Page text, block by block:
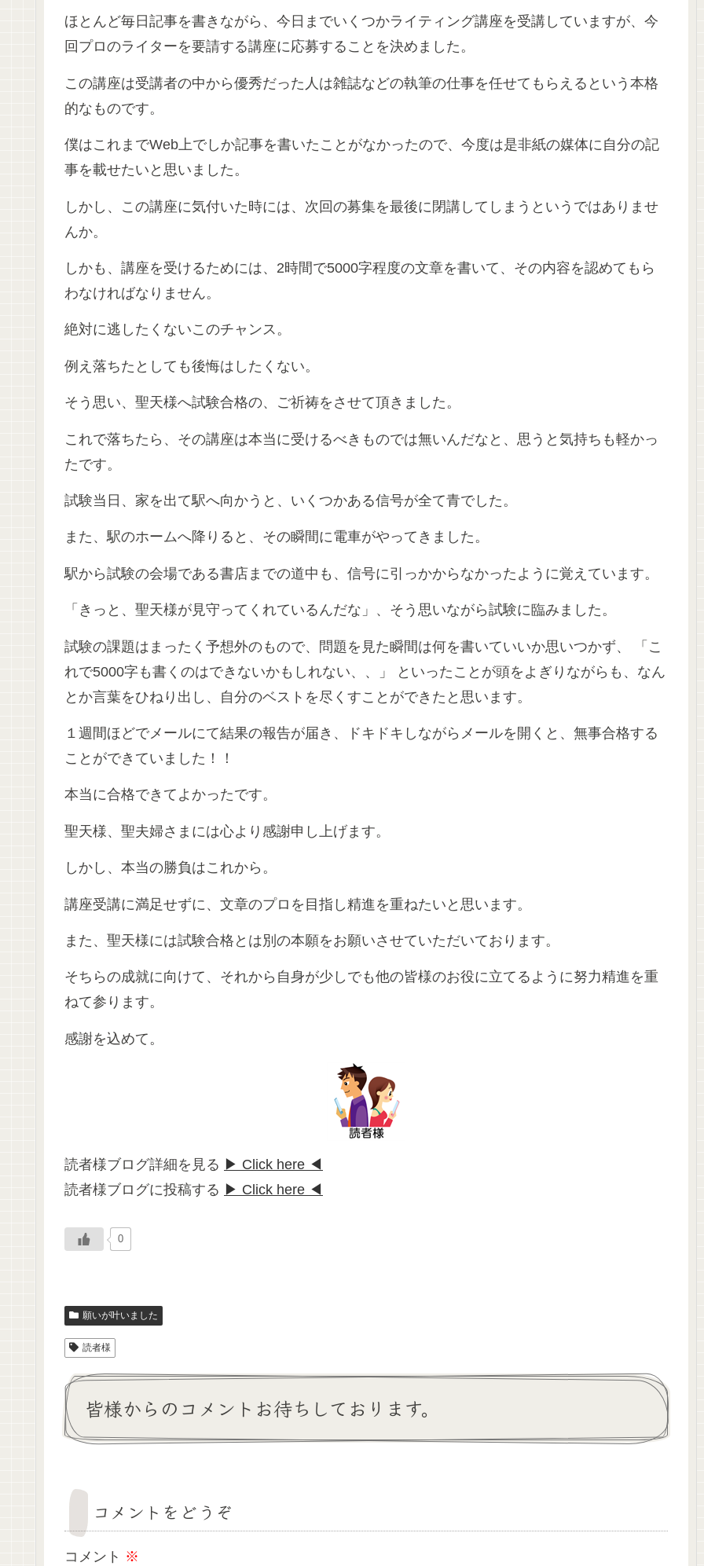
ほとんど毎日記事を書きながら、今日までいくつかライティング講座を受講していますが、今
回プロのライターを要請する講座に応募することを決めました。
この講座は受講者の中から優秀だった人は雑誌などの執筆の仕事を任せてもらえるという本格
的なものです。
僕はこれまでWeb上でしか記事を書いたことがなかったので、今度は是非紙の媒体に自分の記
事を載せたいと思いました。
しかし、この講座に気付いた時には、次回の募集を最後に閉講してしまうというではありませ
んか。
しかも、講座を受けるためには、2時間で5000字程度の文章を書いて、その内容を認めてもら
わなければなりません。
絶対に逃したくないこのチャンス。
例え落ちたとしても後悔はしたくない。
そう思い、聖天様へ試験合格の、ご祈祷をさせて頂きました。
これで落ちたら、その講座は本当に受けるべきものでは無いんだなと、思うと気持ちも軽かっ
たです。
試験当日、家を出て駅へ向かうと、いくつかある信号が全て青でした。
また、駅のホームへ降りると、その瞬間に電車がやってきました。
駅から試験の会場である書店までの道中も、信号に引っかからなかったように覚えています。
「きっと、聖天様が見守ってくれているんだな」、そう思いながら試験に臨みました。
試験の課題はまったく予想外のもので、問題を見た瞬間は何を書いていいか思いつかず、 「こ
れで5000字も書くのはできないかもしれない、、」 といったことが頭をよぎりながらも、なん
とか言葉をひねり出し、自分のベストを尽くすことができたと思います。
１週間ほどでメールにて結果の報告が届き、ドキドキしながらメールを開くと、無事合格する
ことができていました！！
本当に合格できてよかったです。
聖天様、聖夫婦さまには心より感謝申し上げます。
しかし、本当の勝負はこれから。
講座受講に満足せずに、文章のプロを目指し精進を重ねたいと思います。
また、聖天様には試験合格とは別の本願をお願いさせていただいております。
そちらの成就に向けて、それから自身が少しでも他の皆様のお役に立てるように努力精進を重
ねて参ります。
感謝を込めて。
読者様ブログ詳細を見る ▶ Click here ◀
読者様ブログに投稿する ▶ Click here ◀
0
願いが叶いました
読者様
皆様からのコメントお待ちしております。
コメントをどうぞ
コメント ※